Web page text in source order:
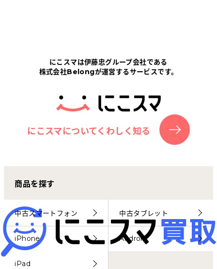
にこスマについて
サポートセンター
お客さまの声
にこスマ通信
マイページ
にこスマは伊藤忠グループ会社である
株式会社Belongが運営するサービスです。
にこスマについてくわしく知る
商品を探す
中古スマートフォン 中古タブレット
iPhone Android
iPad